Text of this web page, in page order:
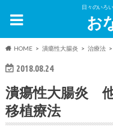
日々のいろ
お
HOME 潰瘍性大腸炎 治療法
2018.08.24
潰瘍性大腸炎
移植療法